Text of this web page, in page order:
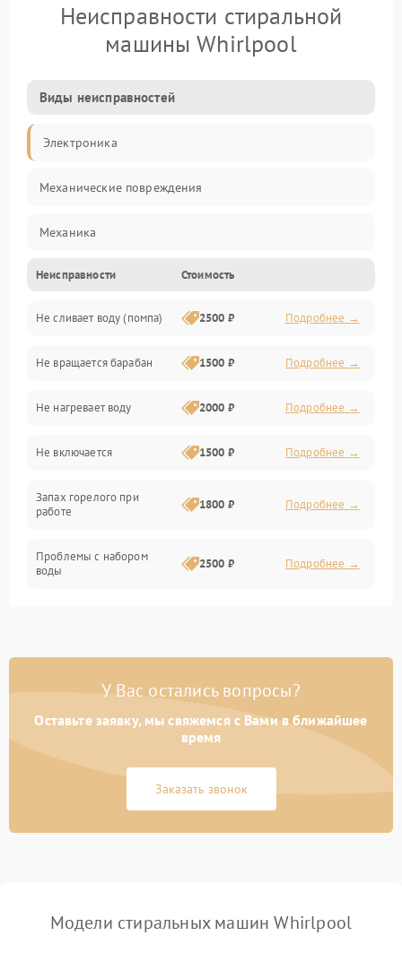
Неисправности стиральной
машины Whirlpool
Виды неисправностей
Электроника
Механические повреждения
Механика
Электропитание
Водоснабжение
Слив
Программное обеспечение
Неисправности Стоимость
Не сливает воду (помпа) 2500 ₽ Подробнее →
Не вращается барабан 1500 ₽ Подробнее →
Не нагревает воду 2000 ₽ Подробнее →
Не включается 1500 ₽ Подробнее →
Запах горелого при
работе
1800 ₽ Подробнее →
Проблемы с набором
воды
2500 ₽ Подробнее →
Замена платы управления 2200 ₽ Подробнее →
У Вас остались вопросы?
Оставьте заявку, мы свяжемся с Вами в ближайшее
время
Заказать звонок
Модели стиральных машин Whirlpool